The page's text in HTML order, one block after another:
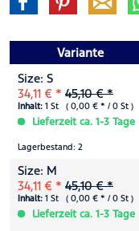
Variante
Size: S
34,11 € * 45,10 € *
Inhalt: 1 St ( 0,00 € * / 0 St )
Lieferzeit ca. 1-3 Tage
Lagerbestand: 2
Size: M
34,11 € * 45,10 € *
Inhalt: 1 St ( 0,00 € * / 0 St )
Lieferzeit ca. 1-3 Tage